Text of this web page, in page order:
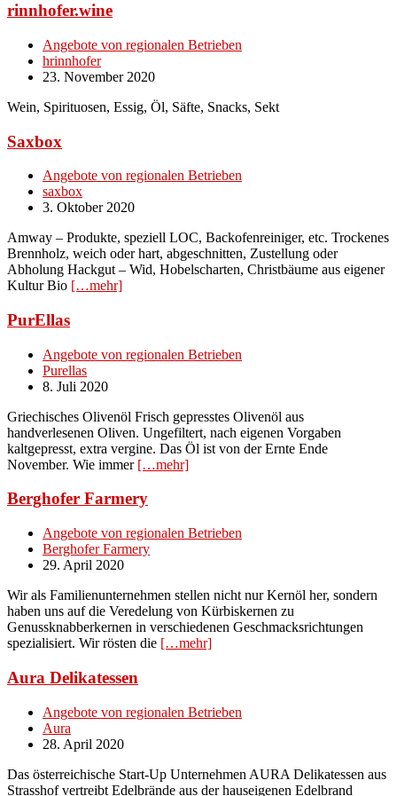
rinnhofer.wine
Angebote von regionalen Betrieben
hrinnhofer
23. November 2020
Wein, Spirituosen, Essig, Öl, Säfte, Snacks, Sekt
Saxbox
Angebote von regionalen Betrieben
saxbox
3. Oktober 2020
Amway – Produkte, speziell LOC, Backofenreiniger, etc. Trockenes
Brennholz, weich oder hart, abgeschnitten, Zustellung oder
Abholung Hackgut – Wid, Hobelscharten, Christbäume aus eigener
Kultur Bio […mehr]
PurEllas
Angebote von regionalen Betrieben
Purellas
8. Juli 2020
Griechisches Olivenöl Frisch gepresstes Olivenöl aus
handverlesenen Oliven. Ungefiltert, nach eigenen Vorgaben
kaltgepresst, extra vergine. Das Öl ist von der Ernte Ende
November. Wie immer […mehr]
Berghofer Farmery
Angebote von regionalen Betrieben
Berghofer Farmery
29. April 2020
Wir als Familienunternehmen stellen nicht nur Kernöl her, sondern
haben uns auf die Veredelung von Kürbiskernen zu
Genussknabberkernen in verschiedenen Geschmacksrichtungen
spezialisiert. Wir rösten die […mehr]
Aura Delikatessen
Angebote von regionalen Betrieben
Aura
28. April 2020
Das österreichische Start-Up Unternehmen AURA Delikatessen aus
Strasshof vertreibt Edelbrände aus der hauseigenen Edelbrand